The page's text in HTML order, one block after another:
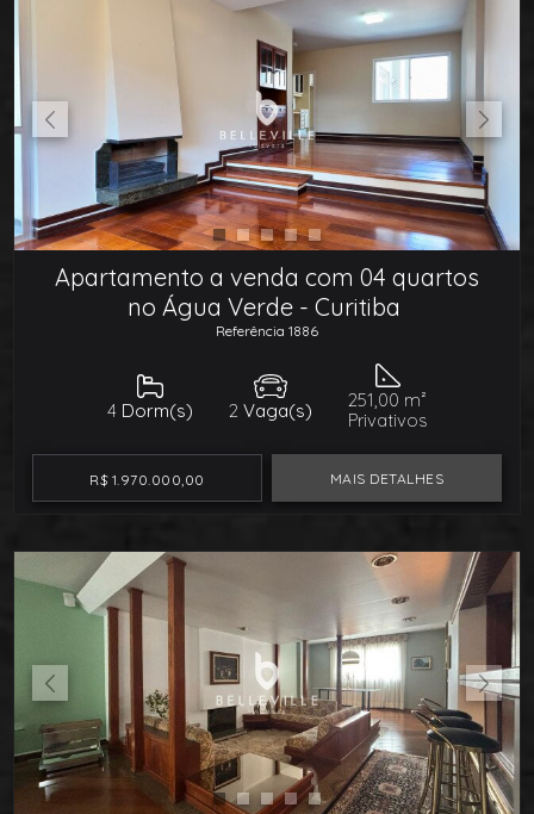
Apartamento a venda com 04 quartos
no Água Verde - Curitiba
Referência 1886
4 Dorm(s) 2 Vaga(s)
251,00 m²
Privativos
R$ 1.970.000,00 MAIS DETALHES